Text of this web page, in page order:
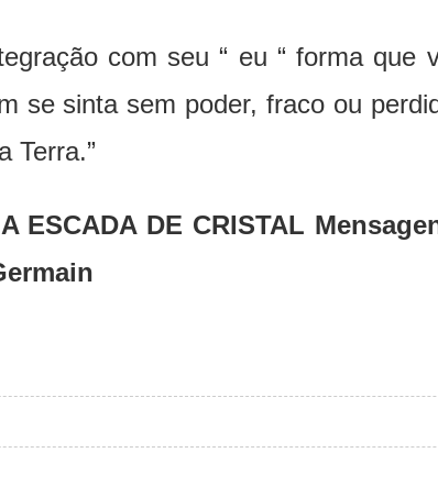
com seu “ eu “ forma que
se sinta sem poder, fraco ou
Terra.”
DE CRISTAL